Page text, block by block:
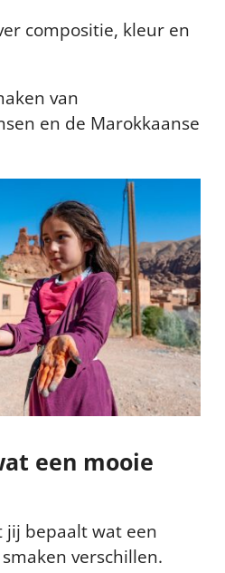
compositie, kleur en
van
en de Marokkaanse
een mooie
jij bepaalt wat een
verschillen.